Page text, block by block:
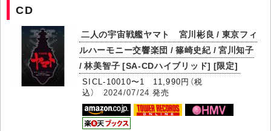
CD
二人の宇宙戦艦ヤマト 宮川彬良 / 東京フィ
ルハーモニー交響楽団 / 篠崎史紀 / 宮川知子
/ 林美智子 [SA-CDハイブリッド] [限定]
SICL-10010〜1 11,990円（税
込） 2024/07/24 発売